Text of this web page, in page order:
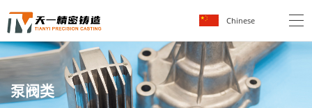
Chinese
泵阀类